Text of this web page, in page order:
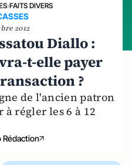
›FAITS DIVERS
2012
Diallo :
t-elle payer
?
de l'ancien patron
régler les 6 à 12